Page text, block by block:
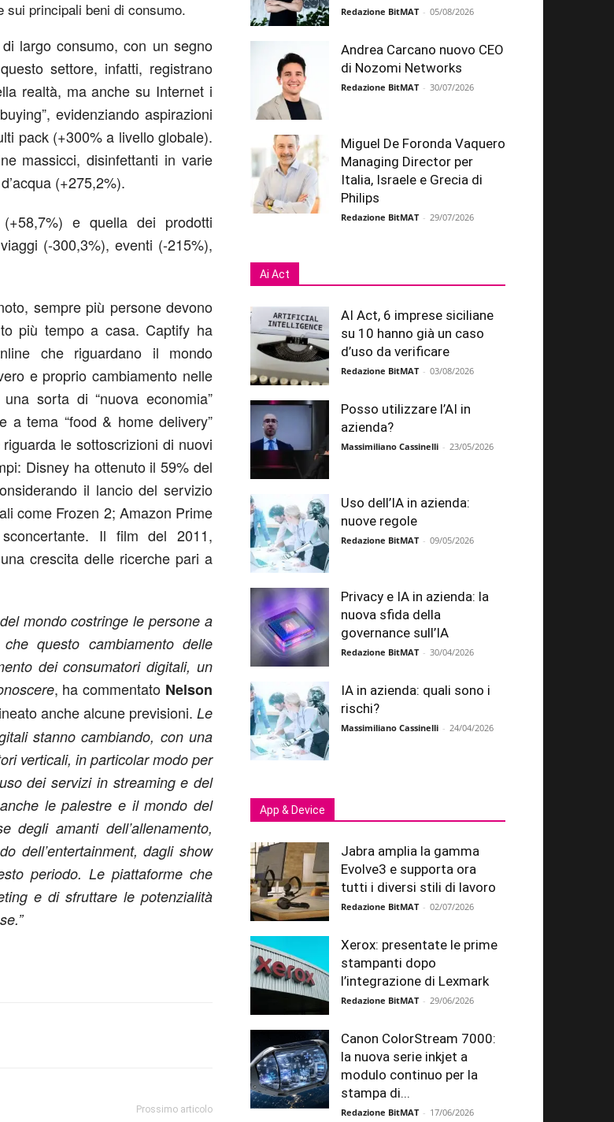
sui principali beni di consumo.
largo consumo, con un segno
settore, infatti, registrano
realtà, ma anche su Internet i
evidenziando aspirazioni
pack (+300% a livello globale).
massicci, disinfettanti in varie
(+275,2%).
e quella dei prodotti
(-300,3%), eventi (-215%),
sempre più persone devono
più tempo a casa. Captify ha
che riguardano il mondo
e proprio cambiamento nelle
sorta di “nuova economia”
a tema “food & home delivery”
le sottoscrizioni di nuovi
Disney ha ottenuto il 59% del
il lancio del servizio
come Frozen 2; Amazon Prime
Il film del 2011,
crescita delle ricerche pari a
mondo costringe le persone a
questo cambiamento delle
dei consumatori digitali, un
, ha commentato Nelson
anche alcune previsioni. Le
stanno cambiando, con una
verticali, in particolar modo per
dei servizi in streaming e del
le palestre e il mondo del
amanti dell’allenamento,
dell’entertainment, dagli show
periodo. Le piattaforme che
e di sfruttare le potenzialità
Prossimo articolo
Redazione BitMAT - 05/08/2026
Andrea Carcano nuovo CEO
di Nozomi Networks
Redazione BitMAT - 30/07/2026
Miguel De Foronda Vaquero
Managing Director per
Italia, Israele e Grecia di
Philips
Redazione BitMAT - 29/07/2026
Ai Act
AI Act, 6 imprese siciliane
su 10 hanno già un caso
d’uso da verificare
Redazione BitMAT - 03/08/2026
Posso utilizzare l’AI in
azienda?
Massimiliano Cassinelli - 23/05/2026
Uso dell’IA in azienda:
nuove regole
Redazione BitMAT - 09/05/2026
Privacy e IA in azienda: la
nuova sfida della
governance sull’IA
Redazione BitMAT - 30/04/2026
IA in azienda: quali sono i
rischi?
Massimiliano Cassinelli - 24/04/2026
App & Device
Jabra amplia la gamma
Evolve3 e supporta ora
tutti i diversi stili di lavoro
Redazione BitMAT - 02/07/2026
Xerox: presentate le prime
stampanti dopo
l’integrazione di Lexmark
Redazione BitMAT - 29/06/2026
Canon ColorStream 7000:
la nuova serie inkjet a
modulo continuo per la
stampa di...
Redazione BitMAT - 17/06/2026